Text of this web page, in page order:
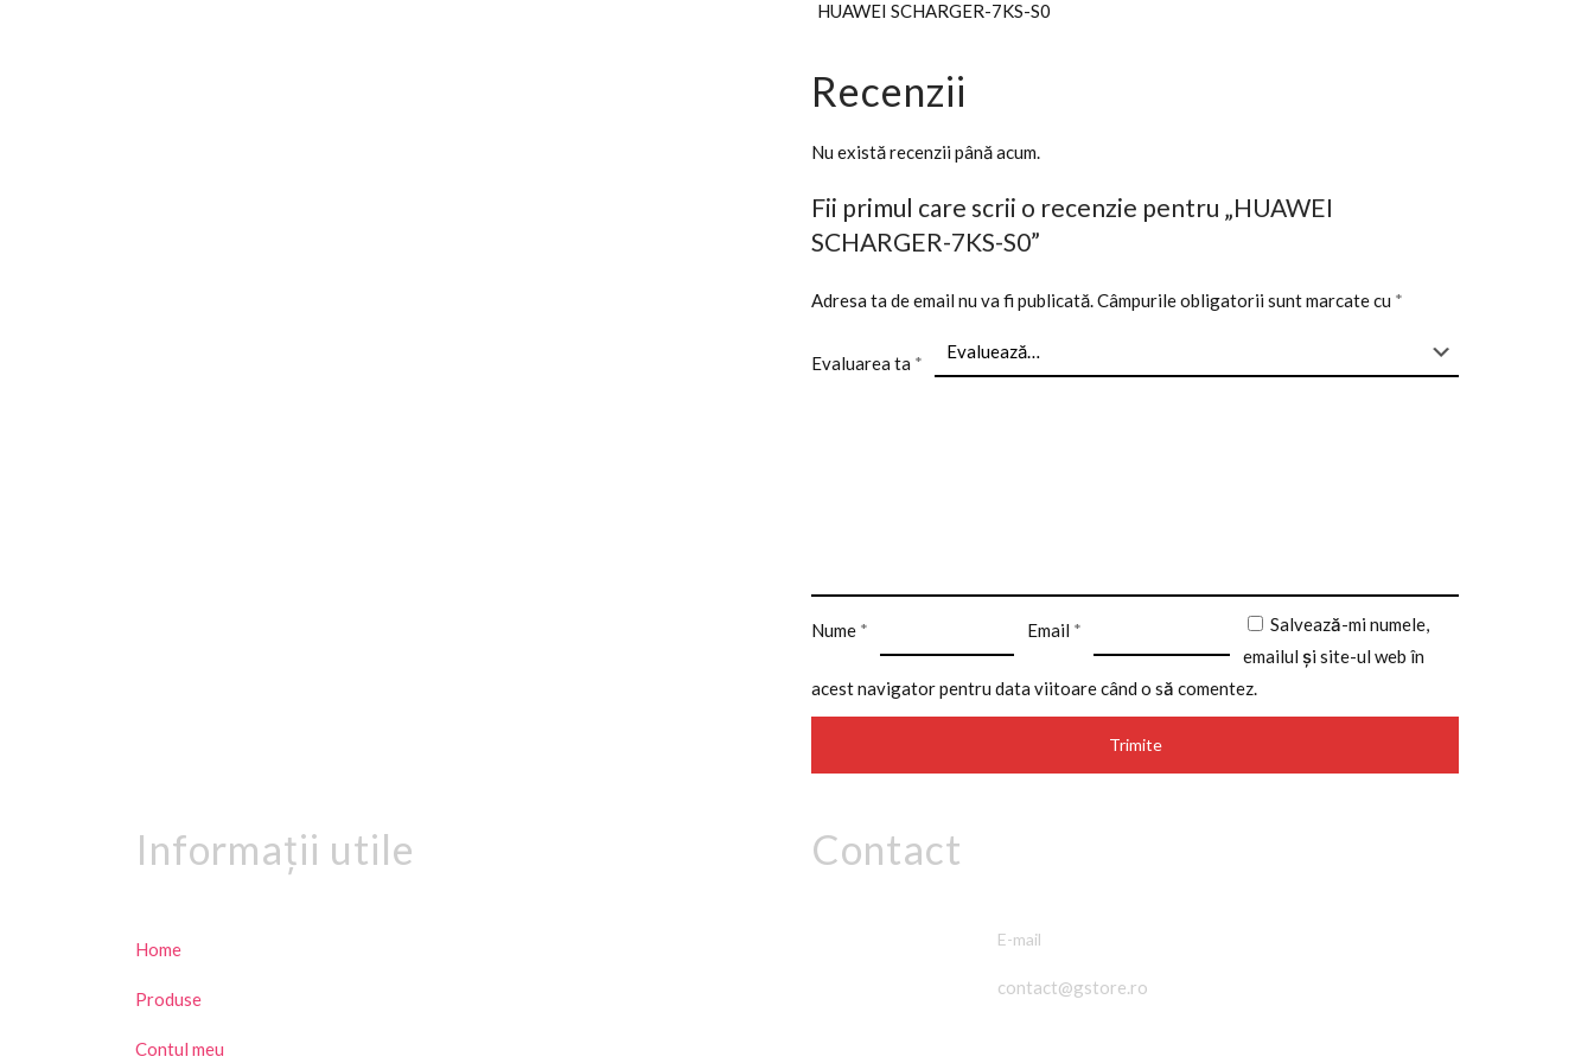
HUAWEI SCHARGER-7KS-S0
Recenzii
Nu există recenzii până acum.
Fii primul care scrii o recenzie pentru „HUAWEI
SCHARGER-7KS-S0”
Adresa ta de email nu va fi publicată.Câmpurile obligatorii sunt marcate cu *
Evaluarea ta *
Nume * Email *
Salvează-mi numele,
emailul și site-ul web în
acest navigator pentru data viitoare când o să comentez.
Informații utile
Home
Produse
Contul meu
Contact
E-mail
contact@gstore.ro